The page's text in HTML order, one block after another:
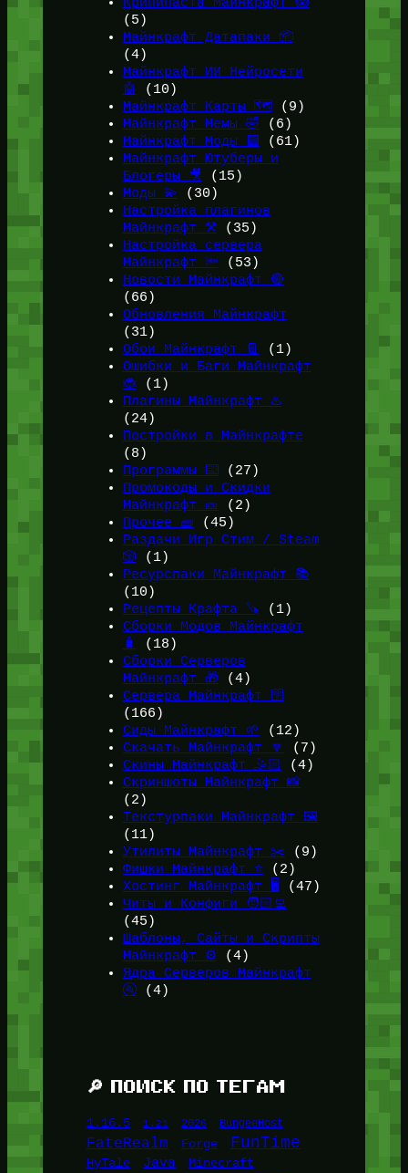
Крипипаста Майнкрафт 😱
(5)
Майнкрафт Датапаки 📦
(4)
Майнкрафт ИИ Нейросети
🤖
(10)
Майнкрафт Карты 🗺️(9)
Майнкрафт Мемы 🤣 (6)
Майнкрафт Моды 🟩 (61)
Майнкрафт Ютуберы и
Блогеры 🎥
(15)
Моды 💫
(30)
Настройка плагинов
Майнкрафт ⚒️(35)
Настройка сервера
Майнкрафт 🔦 (53)
Новости Майнкрафт 🔴
(66)
Обновления Майнкрафт
(31)
Обои Майнкрафт 📔
(1)
Ошибки и Баги Майнкрафт
🐞(1)
Плагины Майнкрафт ♨️
(24)
Постройки в Майнкрафте
(8)
Программы ⌨️(27)
Промокоды и Скидки
Майнкрафт 🎫
(2)
Прочее 🧱 (45)
Раздачи Игр Стим / Steam
🎲 (1)
Ресурспаки Майнкрафт 📚
(10)
Рецепты Крафта 🪚 (1)
Сборки Модов Майнкрафт
🧳
(18)
Сборки Серверов
Майнкрафт 🎁 (4)
Сервера Майнкрафт 🛜
(166)
Сиды Майнкрафт 🌱
(12)
Скачать Майнкрафт 🔽
(7)
Скины Майнкрафт 🤹🏻
(4)
Скриншоты Майнкрафт 📸
(2)
Текстурпаки Майнкрафт 🖼️
(11)
Утилиты Майнкрафт ✂️ (9)
Фишки Майнкрафт ⭐(2)
Хостинг Майнкрафт 🖥️ (47)
Читы и Конфиги 🧑🏻‍💻
(45)
Шаблоны, Сайты и Скрипты
Майнкрафт ⚙️ (4)
Ядра Серверов Майнкрафт
🚰(4)
🔎 ПОИСК ПО ТЕГАМ
1.16.5 1.21 2026 BungeeHost
FateRealm Forge FunTime
HyTale Java Minecraft